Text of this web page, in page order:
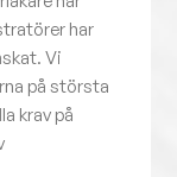
har
Vi
på största
krav på